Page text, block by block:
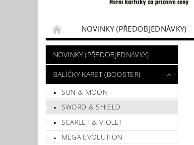
NOVINKY (PŘEDOBJEDNÁVKY)
POKÉMON BOX SETY
TINKY/
VÝKUP POKÉMON KARET
NOVINKY (PŘEDOBJEDNÁVKY)
BALÍČKY KARET (BOOSTER)
SUN & MOON
SWORD & SHIELD
SCARLET & VIOLET
MEGA EVOLUTION